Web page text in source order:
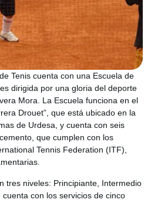
Tenis cuenta con una Escuela de
dirigida por una gloria del deporte
Mora. La Escuela funciona en el
Drouet”, que está ubicado en la
de Urdesa, y cuenta con seis
que cumplen con los
Tennis Federation (ITF),
tres niveles: Principiante, Intermedio
con los servicios de cinco